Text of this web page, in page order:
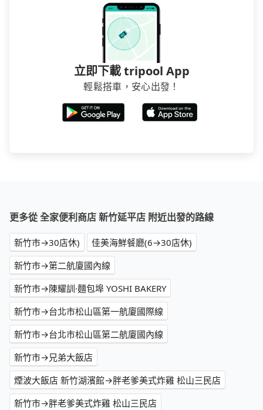
立即下載 tripool App
輕鬆搭車，安心出發！
更多從 全家便利商店 新竹延平店 附近出發的路線
新竹市→30店休)
佳美海鮮餐廳(6→30店休)
新竹市→第二航廈國內線
新竹市→陳耀訓·麵包埠 YOSHI BAKERY
新竹市→台北市松山區第一航廈國際線
新竹市→台北市松山區第二航廈國內線
新竹市→兄弟大飯店
煙波大飯店 新竹湖濱館→胖老爹美式炸雞 松山三民店
新竹市→胖老爹美式炸雞 松山三民店